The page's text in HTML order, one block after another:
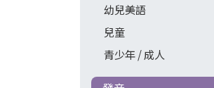
幼兒美語
兒童
青少年 / 成人